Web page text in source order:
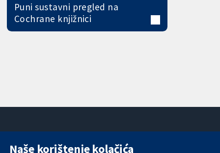
Puni sustavni pregled na
Cochrane knjižnici
11-13 Cavendish
Naše korištenje kolačića